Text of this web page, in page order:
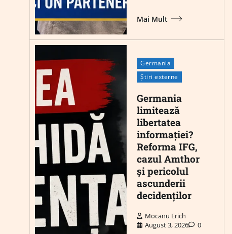
Mai Mult
Germania
Știri externe
Germania
limitează
libertatea
informației?
Reforma IFG,
cazul Amthor
și pericolul
ascunderii
decidenților
Mocanu Erich
August 3, 2026
0